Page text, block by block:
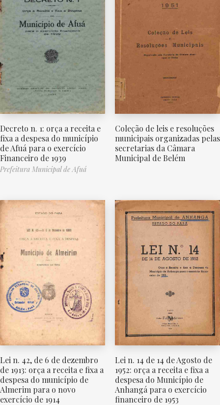
Decreto n. 1: orça a receita e
fixa a despesa do município
de Afuá para o exercício
Financeiro de 1939
Prefeitura Municipal de Afuá
Coleção de leis e resoluções
municipais organizadas pelas
secretarias da Câmara
Municipal de Belém
Lei n. 42, de 6 de dezembro
de 1913: orça a receita e fixa a
despesa do município de
Almerim para o novo
exercício de 1914
Lei n. 14 de 14 de Agosto de
1952: orça a receita e fixa a
despesa do Município de
Anhangá para o exercício
financeiro de 1953